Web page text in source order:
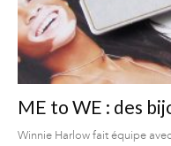
ME to WE : des
Winnie Harlow fait équipe